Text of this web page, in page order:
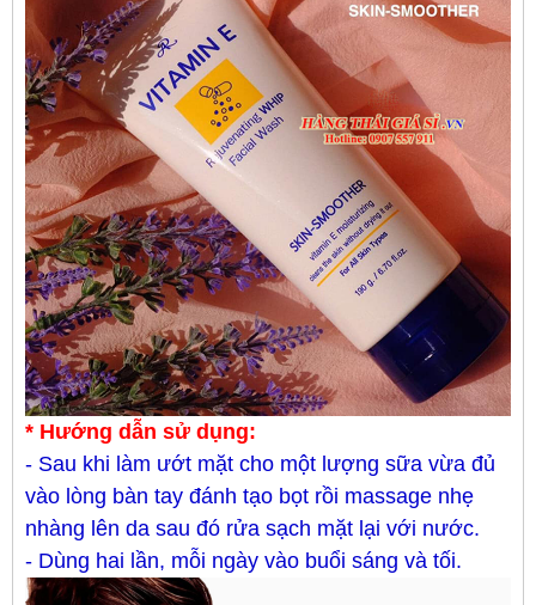
* Hướng dẫn sử dụng:
- Sau khi làm ướt mặt cho một lượng sữa vừa đủ
vào lòng bàn tay đánh tạo bọt rồi massage nhẹ
nhàng lên da sau đó rửa sạch mặt lại với nước.
- Dùng hai lần, mỗi ngày vào buổi sáng và tối.